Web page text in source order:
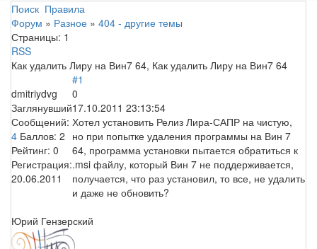
Поиск Правила
Форум » Разное » 404 - другие темы
Страницы: 1
RSS
Как удалить Лиру на Вин7 64, Как удалить Лиру на Вин7 64
dmitriydvg
Заглянувший
Сообщений:
4 Баллов: 2
Рейтинг: 0
Регистрация:
20.06.2011
#1
0
17.10.2011 23:13:54
Хотел установить Релиз Лира-САПР на чистую,
но при попытке удаления программы на Вин 7
64, программа установки пытается обратиться к
.msi файлу, который Вин 7 не поддерживается,
получается, что раз установил, то все, не удалить
и даже не обновить?
Юрий Гензерский